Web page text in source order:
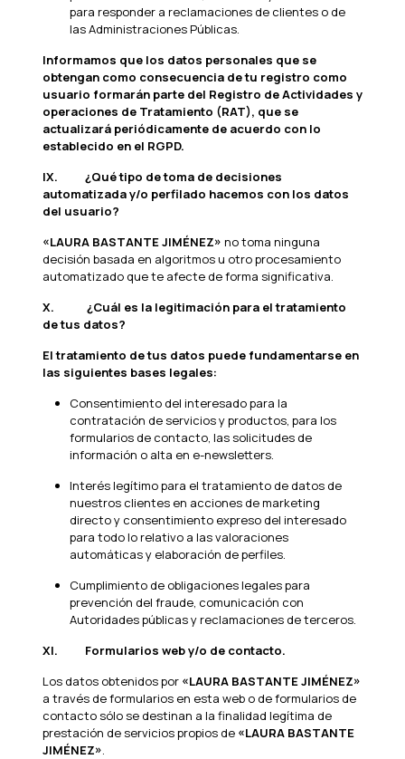
para responder a reclamaciones de clientes o de
las Administraciones Públicas.
Informamos que los datos personales que se
obtengan como consecuencia de tu registro como
usuario formarán parte del Registro de Actividades y
operaciones de Tratamiento (RAT), que se
actualizará periódicamente de acuerdo con lo
establecido en el RGPD.
IX. ¿Qué tipo de toma de decisiones
automatizada y/o perfilado hacemos con los datos
del usuario?
«LAURA BASTANTE JIMÉNEZ» no toma ninguna
decisión basada en algoritmos u otro procesamiento
automatizado que te afecte de forma significativa.
X. ¿Cuál es la legitimación para el tratamiento
de tus datos?
El tratamiento de tus datos puede fundamentarse en
las siguientes bases legales:
Consentimiento del interesado para la
contratación de servicios y productos, para los
formularios de contacto, las solicitudes de
información o alta en e-newsletters.
Interés legítimo para el tratamiento de datos de
nuestros clientes en acciones de marketing
directo y consentimiento expreso del interesado
para todo lo relativo a las valoraciones
automáticas y elaboración de perfiles.
Cumplimiento de obligaciones legales para
prevención del fraude, comunicación con
Autoridades públicas y reclamaciones de terceros.
XI. Formularios web y/o de contacto.
Los datos obtenidos por «LAURA BASTANTE JIMÉNEZ»
a través de formularios en esta web o de formularios de
contacto sólo se destinan a la finalidad legítima de
prestación de servicios propios de «LAURA BASTANTE
JIMÉNEZ».